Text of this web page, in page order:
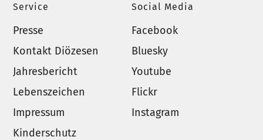
Service
Presse
Kontakt Diözesen
Jahresbericht
Lebenszeichen
Impressum
Kinderschutz
Social Media
Facebook
Bluesky
Youtube
Flickr
Instagram